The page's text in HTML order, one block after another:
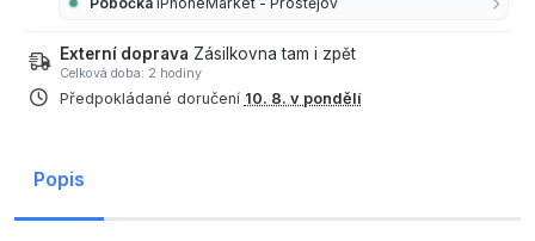
Externí doprava Zásilkovna tam i zpět
Celková doba: 2 hodiny
Předpokládané doručení 10. 8. v pondělí
Popis